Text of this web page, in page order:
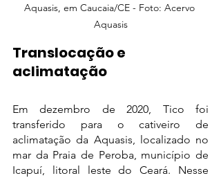
Aquasis, em Caucaia/CE - Foto: Acervo
Aquasis
Translocação e
aclimatação
Em dezembro de 2020, Tico foi
transferido para o cativeiro de
aclimatação da Aquasis, localizado no
mar da Praia de Peroba, município de
Icapuí, litoral leste do Ceará. Nesse